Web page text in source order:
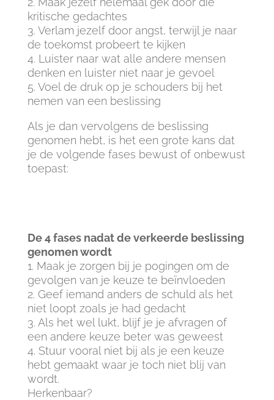
kritische gedachtes
3. Verlam jezelf door angst, terwijl je naar
de toekomst probeert te kijken
4. Luister naar wat alle andere mensen
denken en luister niet naar je gevoel
5. Voel de druk op je schouders bij het
nemen van een beslissing
Als je dan vervolgens de beslissing
genomen hebt, is het een grote kans dat
je de volgende fases bewust of onbewust
toepast:
De 4 fases nadat de verkeerde beslissing
genomen wordt
1. Maak je zorgen bij je pogingen om de
gevolgen van je keuze te beïnvloeden
2. Geef iemand anders de schuld als het
niet loopt zoals je had gedacht
3. Als het wel lukt, blijf je je afvragen of
een andere keuze beter was geweest
4. Stuur vooral niet bij als je een keuze
hebt gemaakt waar je toch niet blij van
wordt.
Herkenbaar?